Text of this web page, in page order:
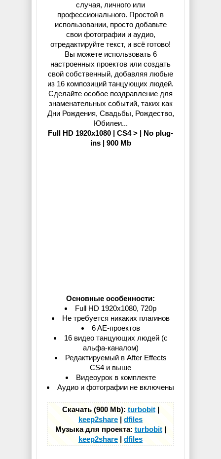
случая, личного или
профессионального. Простой в
использовании, просто добавьте
свои фотографии и аудио,
отредактируйте текст, и всё готово!
Вы можете использовать 6
настроенных проектов или создать
свой собственный, добавляя любые
из 16 композиций танцующих людей.
Сделайте особое поздравление для
знаменательных событий, таких как
Дни Рождения, Свадьбы, Рождество,
Юбилеи...
Full HD 1920x1080 | CS4 > | No plug-
ins | 900 Mb
Основные особенности:
Full HD 1920x1080, 720p
Не требуется никаких плагинов
6 AE-проектов
16 видео танцующих людей (с
альфа-каналом)
Редактируемый в After Effects
CS4 и выше
Видеоурок в комплекте
Аудио и фотографии не включены
Скачать (900 Mb): turbobit|
keep2share | dfiles
Музыка для проекта: turbobit|
keep2share | dfiles